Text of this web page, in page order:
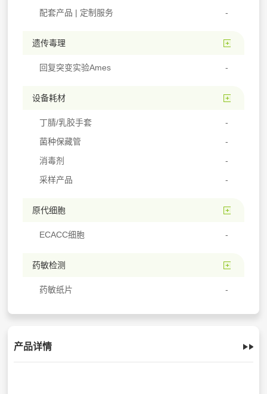
配套产品 | 定制服务
遗传毒理
回复突变实验Ames
设备耗材
丁腈/乳胶手套
菌种保藏管
消毒剂
采样产品
原代细胞
ECACC细胞
药敏检测
药敏纸片
产品详情